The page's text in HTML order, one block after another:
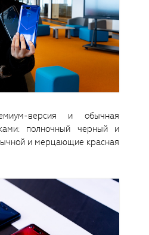
версия и обычная
полночный черный и
и мерцающие красная